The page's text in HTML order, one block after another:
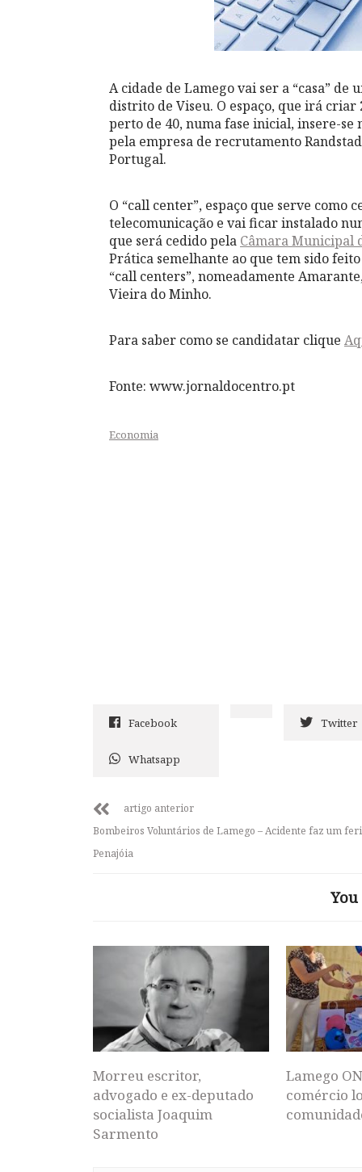
A cidade de Lamego vai ser a “casa”
distrito de Viseu. O espaço, que irá criar
perto de 40, numa fase inicial, insere-
pela empresa de recrutamento
Portugal.
O “call center”, espaço que serve
telecomunicação e vai ficar instalado
que será cedido pela Câmara Municipal
Prática semelhante ao que tem sido
“call centers”, nomeadamente
Vieira do Minho.
Para saber como se candidatar clique
Fonte: www.jornaldocentro.pt
Economia
Facebook Twitter
Whatsapp
artigo anterior
Bombeiros Voluntários de Lamego – Acidente faz um
Penajóia
Morreu escritor,
advogado e ex-deputado
socialista Joaquim
Sarmento
Lamego
comércio